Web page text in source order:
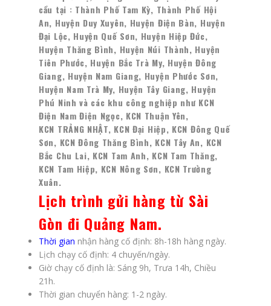
cầu tại : Thành Phố Tam Kỳ, Thành Phố Hội
An, Huyện Duy Xuyên, Huyện Điện Bàn, Huyện
Đại Lộc, Huyện Quế Sơn, Huyện Hiệp Đức,
Huyện Thăng Bình, Huyện Núi Thành, Huyện
Tiên Phước, Huyện Bắc Trà My, Huyện Đông
Giang, Huyện Nam Giang, Huyện Phước Sơn,
Huyện Nam Trà My, Huyện Tây Giang, Huyện
Phú Ninh và các khu công nghiệp như KCN
Điện Nam Điện Ngọc, KCN Thuận Yên,
KCN TRẢNG NHẬT, KCN Đại Hiệp, KCN Đông Quế
Sơn, KCN Đông Thăng Bình, KCN Tây An, KCN
Bắc Chu Lai, KCN Tam Anh, KCN Tam Thăng,
KCN Tam Hiệp, KCN Nông Sơn, KCN Trường
Xuân.
Lịch trình gửi hàng từ Sài
Gòn đi Quảng Nam.
Thời gian nhận hàng cố định: 8h-18h hàng ngày.
Lịch chạy cố định: 4 chuyến/ngày.
Giờ chạy cố định là: Sáng 9h, Trưa 14h, Chiều
21h.
Thời gian chuyển hàng: 1-2 ngày.